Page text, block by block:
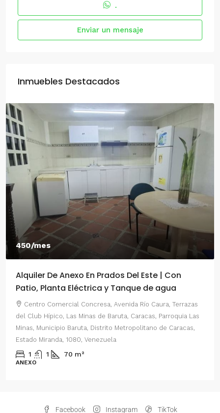
.
Enviar un mensaje
Inmuebles Destacados
450/mes
Alquiler De Anexo En Prados Del Este | Con
Patio, Planta Eléctrica y Tanque de agua
Centro Comercial Concresa, Avenida Río Caura, Terrazas
del Club Hípico, Las Minas de Baruta, Caracas, Parroquia Las
Minas, Municipio Baruta, Distrito Metropolitano de Caracas,
Estado Miranda, 1080, Venezuela
1 1 70 m²
ANEXO
Facebook Instagram TikTok